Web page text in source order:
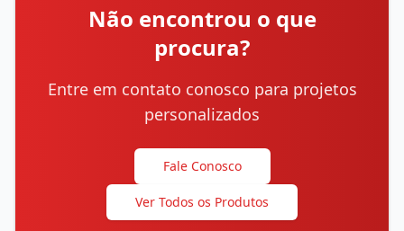
Não encontrou o que
procura?
Entre em contato conosco para projetos
personalizados
Fale Conosco
Ver Todos os Produtos